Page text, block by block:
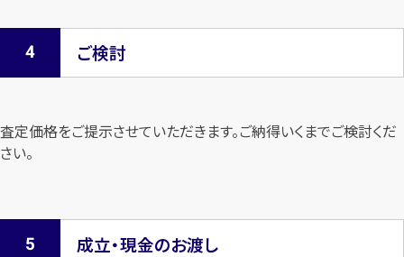
ご検討
査定価格をご提示させていただきます。ご納得いくまでご検討くだ
さい。
成立・現金のお渡し